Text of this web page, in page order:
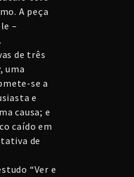
A peça
–
de três
uma
se a
e
causa; e
caído em
de
“Ver e